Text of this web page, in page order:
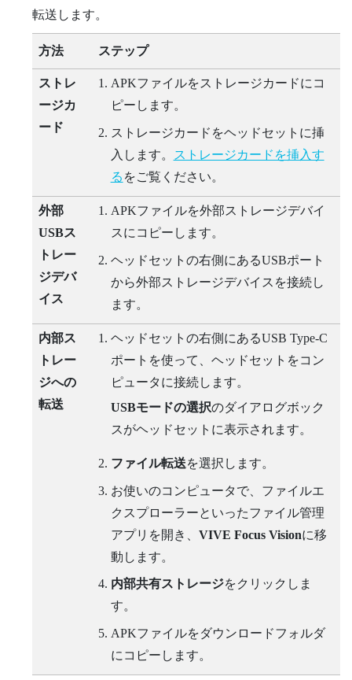
転送します。
方法 ステップ
ストレ
ージカ
ード
APKファイルをストレージカードにコ
ピーします。
ストレージカードをヘッドセットに挿
入します。
ストレージカードを挿入す
る をご覧ください。
外部
USBス
トレー
ジデバ
イス
APKファイルを外部ストレージデバイ
スにコピーします。
ヘッドセットの右側にあるUSBポート
から外部ストレージデバイスを接続し
ます。
内部ス
トレー
ジへの
転送
ヘッドセットの右側にあるUSB Type-C
ポートを使って、ヘッドセットをコン
ピュータに接続します。
USBモードの選択のダイアログボック
スがヘッドセットに表示されます。
ファイル転送を選択します。
お使いのコンピュータで、 ファイルエ
クスプローラーといったファイル管理
アプリを開き、 VIVE Focus Visionに移
動します。
内部共有ストレージをクリックしま
す。
APKファイルをダウンロードフォルダ
にコピーします。